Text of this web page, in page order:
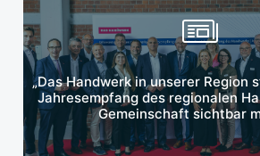
„Das Handwerk in unserer Region
Jahresempfang des regionalen
Gemeinschaft sichtbar
Mehr erfahren